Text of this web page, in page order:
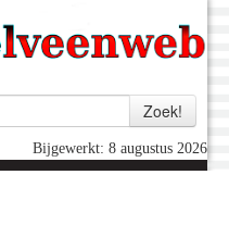
Bijgewerkt: 8 augustus 2026